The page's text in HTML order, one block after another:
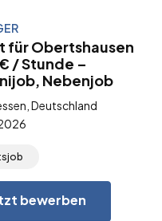
für Obertshausen
/ Stunde –
Nebenjob
Deutschland
bewerben